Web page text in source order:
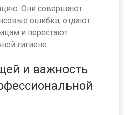
Они совершают
ошибки, отдают
и перестают
гигиене.
и важность